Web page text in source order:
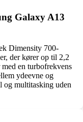
Galaxy A13
Dimensity 700-
der kører op til 2,2
en turbofrekvens
ydeevne og
og multitasking uden